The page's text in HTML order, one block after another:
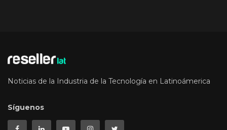
Noticias de la Industria de la Tecnología en Latinoámerica
Síguenos